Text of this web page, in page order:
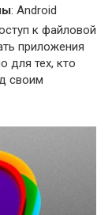
: Android
к файловой
приложения
для тех, кто
своим